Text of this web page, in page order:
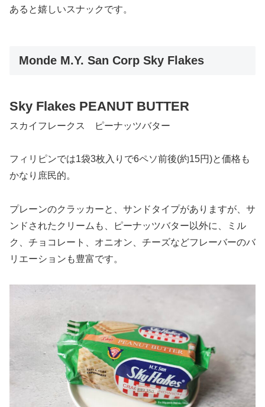
あると嬉しいスナックです。
Monde M.Y. San Corp Sky Flakes
Sky Flakes PEANUT BUTTER
スカイフレークス ピーナッツバター
フィリピンでは1袋3枚入りで6ペソ前後(約15円)と価格も
かなり庶民的。
プレーンのクラッカーと、サンドタイプがありますが、サ
ンドされたクリームも、ピーナッツバター以外に、ミル
ク、チョコレート、オニオン、チーズなどフレーバーのバ
リエーションも豊富です。